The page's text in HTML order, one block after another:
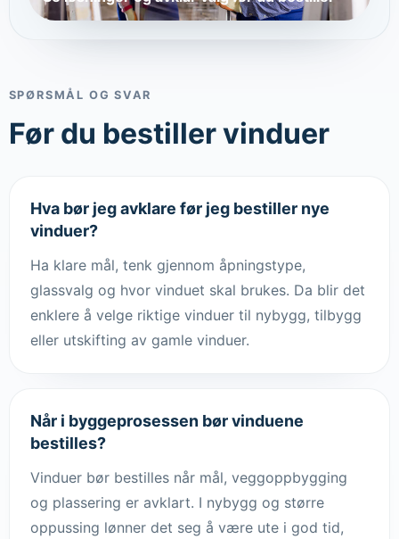
SPØRSMÅL OG SVAR
Før du bestiller vinduer
Hva bør jeg avklare før jeg bestiller nye
vinduer?
Ha klare mål, tenk gjennom åpningstype,
glassvalg og hvor vinduet skal brukes. Da blir det
enklere å velge riktige vinduer til nybygg, tilbygg
eller utskifting av gamle vinduer.
Når i byggeprosessen bør vinduene
bestilles?
Vinduer bør bestilles når mål, veggoppbygging
og plassering er avklart. I nybygg og større
oppussing lønner det seg å være ute i god tid,